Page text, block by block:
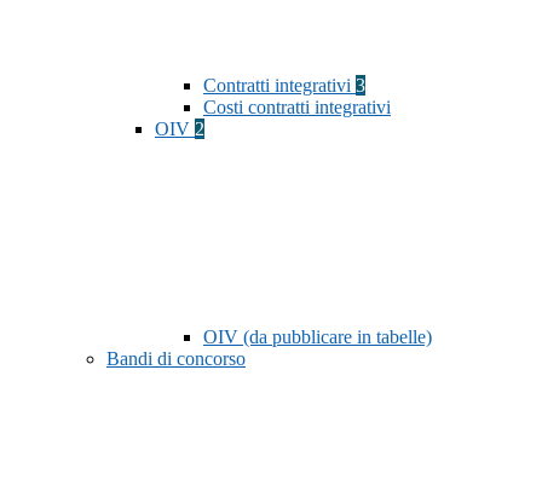
Contratti integrativi 3
Costi contratti integrativi
OIV 2
OIV (da pubblicare in tabelle)
Bandi di concorso